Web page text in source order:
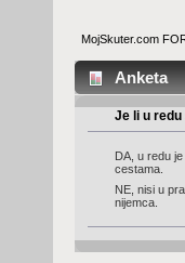
MojSkuter.com
Anketa
Je li u
DA, u redu
cestama.
NE, nisi u
nijemca.